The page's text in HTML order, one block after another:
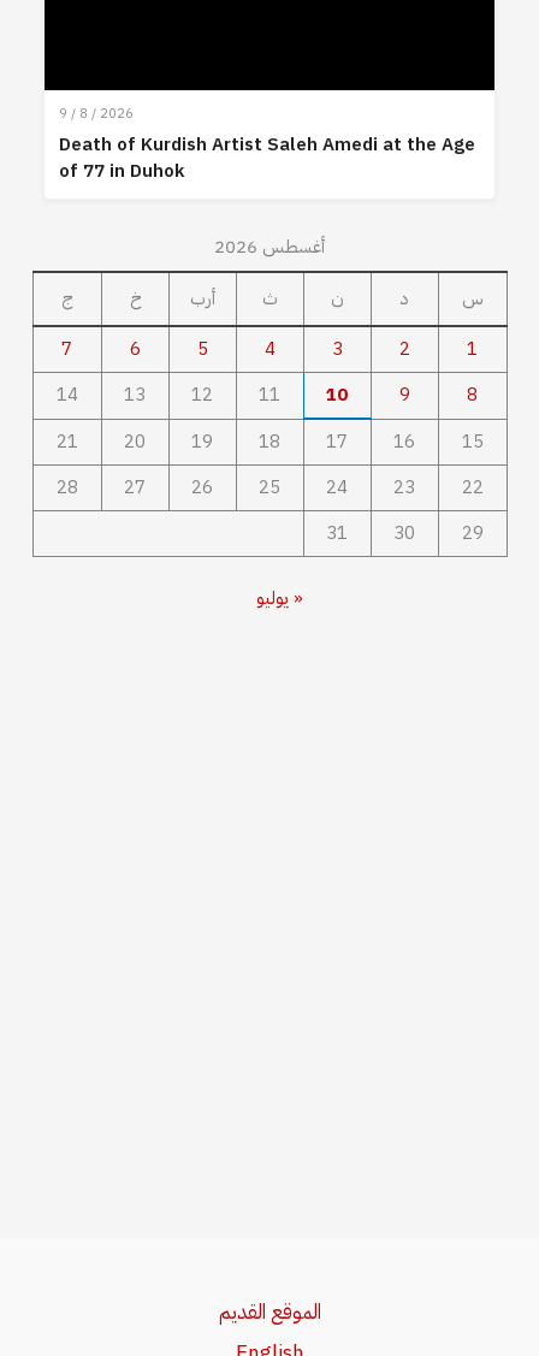
9 / 8 / 2026
Death of Kurdish Artist Saleh Amedi at the Age
of 77 in Duhok
أغسطس 2026
س
د ن ث أرب خ
ج
1
2
3
4
5
6
7
8
9
10
11
12
13
14
15
16
17
18
19
20
21
22
23
24
25
26
27
28
29
30
31
« يوليو
الموقع القديم